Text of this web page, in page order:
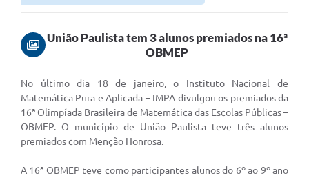
Obras
Notícias
Carta de Serviços
União Paulista tem 3 alunos premiados na 16ª
OBMEP
No último dia 18 de janeiro, o Instituto Nacional de
Matemática Pura e Aplicada – IMPA divulgou os premiados da
16ª Olimpíada Brasileira de Matemática das Escolas Públicas –
OBMEP. O município de União Paulista teve três alunos
premiados com Menção Honrosa.
A 16ª OBMEP teve como participantes alunos do 6º ao 9º ano